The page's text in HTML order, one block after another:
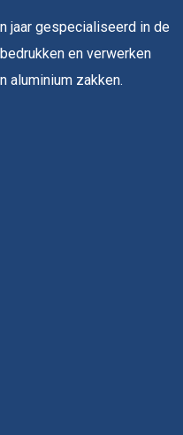
jaar gespecialiseerd in de
en verwerken
aluminium zakken.